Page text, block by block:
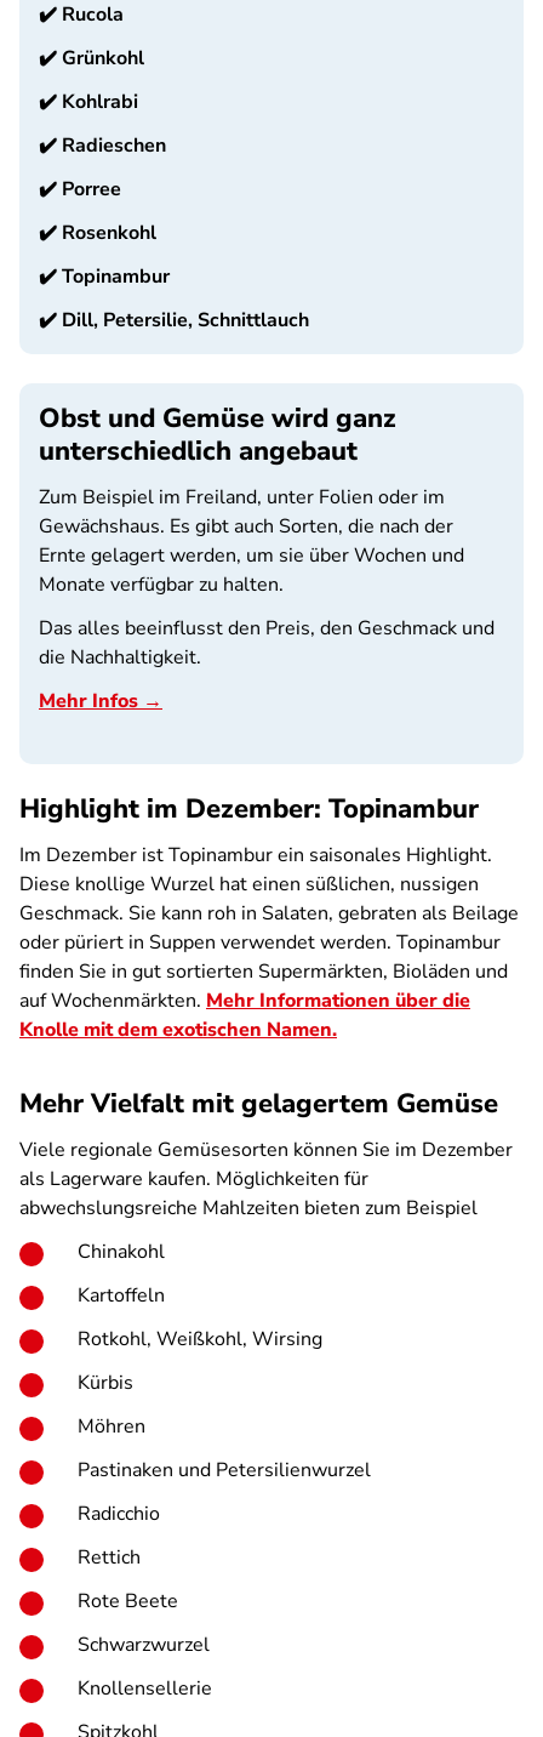
✔️ Rucola
✔️Grünkohl
✔️ Kohlrabi
✔️ Radieschen
✔️ Porree
✔️ Rosenkohl
✔️Topinambur
✔️ Dill, Petersilie, Schnittlauch
Obst und Gemüse wird ganz
unterschiedlich angebaut
Zum Beispiel im Freiland, unter Folien oder im
Gewächshaus. Es gibt auch Sorten, die nach der
Ernte gelagert werden, um sie über Wochen und
Monate verfügbar zu halten.
Das alles beeinflusst den Preis, den Geschmack und
die Nachhaltigkeit.
Mehr Infos →
Highlight im Dezember: Topinambur
Im Dezember ist Topinambur ein saisonales Highlight.
Diese knollige Wurzel hat einen süßlichen, nussigen
Geschmack. Sie kann roh in Salaten, gebraten als Beilage
oder püriert in Suppen verwendet werden. Topinambur
finden Sie in gut sortierten Supermärkten, Bioläden und
auf Wochenmärkten. Mehr Informationen über die
Knolle mit dem exotischen Namen.
Mehr Vielfalt mit gelagertem Gemüse
Viele regionale Gemüsesorten können Sie im Dezember
als Lagerware kaufen. Möglichkeiten für
abwechslungsreiche Mahlzeiten bieten zum Beispiel
Chinakohl
Kartoffeln
Rotkohl, Weißkohl, Wirsing
Kürbis
Möhren
Pastinaken und Petersilienwurzel
Radicchio
Rettich
Rote Beete
Schwarzwurzel
Knollensellerie